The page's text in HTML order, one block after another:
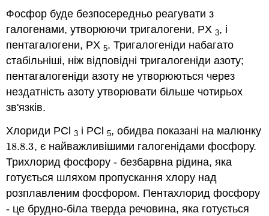
Фосфор буде безпосередньо реагувати з
галогенами, утворюючи тригалогени, PX3, і
пентагалогени, PX5. Тригалогеніди набагато
стабільніші, ніж відповідні тригалогеніди азоту;
пентагалогеніди азоту не утворюються через
нездатність азоту утворювати більше чотирьох
зв'язків.
Хлориди PCl3 і PCl5, обидва показані на малюнку
18.8.3
18.8.3, є найважливішими галогенідами фосфору.
Трихлорид фосфору - безбарвна рідина, яка
готується шляхом пропускання хлору над
розплавленим фосфором. Пентахлорид фосфору
- це брудно-біла тверда речовина, яка готується